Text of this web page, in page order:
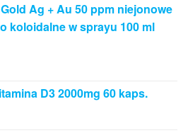
Ag + Au 50 ppm niejonowe
koloidalne w sprayu 100 ml
D3 2000mg 60 kaps.